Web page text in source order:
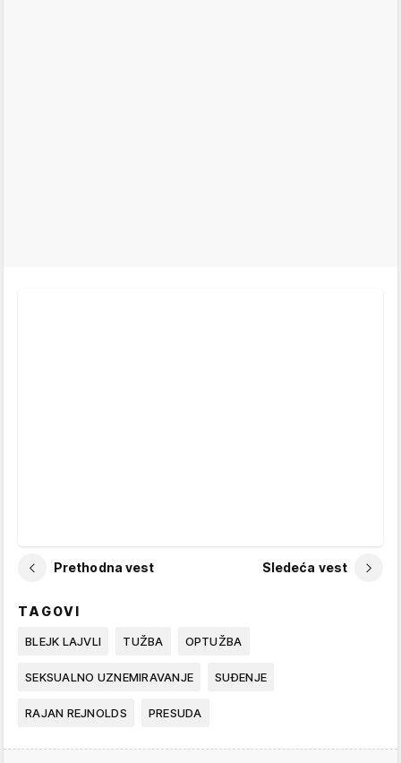
Prethodna vest Sledeća vest
TAGOVI
BLEJK LAJVLI TUŽBA OPTUŽBA
SEKSUALNO UZNEMIRAVANJE SUĐENJE
RAJAN REJNOLDS PRESUDA